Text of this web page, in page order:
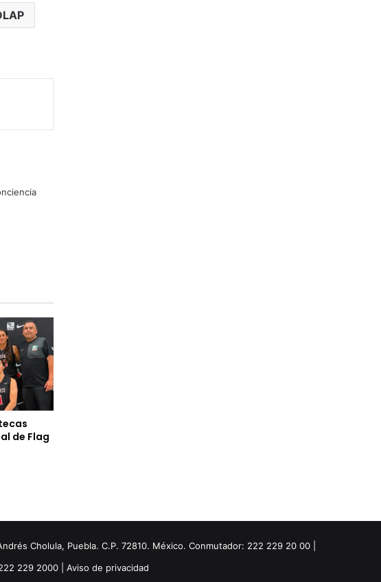
de Flag
Cholula, Puebla. C.P. 72810. México. Conmutador: 222 229 20 00 |
229 2000 | Aviso de privacidad